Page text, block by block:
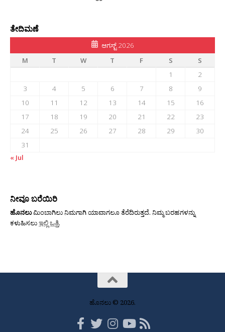
ತೇದಿಮಣೆ
ಆಗಸ್ಟ್ 2026
M
T W T F S
S
1
2
3
4 5 6 7 8
9
10
11 12 13 14 15
16
17
18 19 20 21 22
23
24
25 26 27 28 29
30
31
« Jul
ನೀವೂ ಬರೆಯಿರಿ
ಹೊನಲುಮಿಂಬಾಗಿಲು ನಿಮಗಾಗಿ ಯಾವಾಗಲೂ ತೆರೆದಿರುತ್ತದೆ. ನಿಮ್ಮ ಬರಹಗಳನ್ನು
ಕಳುಹಿಸಲುಇಲ್ಲಿ ಒತ್ತಿ.
ಹೊನಲು © 2026.